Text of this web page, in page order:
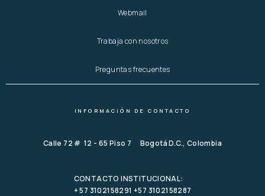
Webmail
Trabaja con nosotros
Preguntas frecuentes
INFORMACIÓN DE CONTACTO
Calle 72 # 12 - 65 Piso 7 Bogotá D.C., Colombia
CONTACTO INSTITUCIONAL:
+ 57 3102158291 +57 3102158287